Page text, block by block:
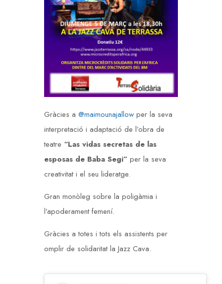
Gràcies a @maimounajallow per la seva
interpretació i adaptació de l’obra de
teatre “Las vidas secretas de las
esposas de Baba Segi” per la seva
creativitat i el seu lideratge.
Gran monòleg sobre la poligàmia i
l’apoderament femení.
Gràcies a totes i tots els assistents per
omplir de solidaritat la Jazz Cava.